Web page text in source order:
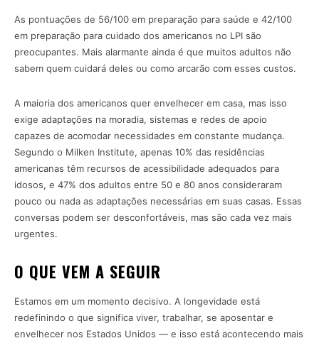
As pontuações de 56/100 em preparação para saúde e 42/100
em preparação para cuidado dos americanos no LPI são
preocupantes. Mais alarmante ainda é que muitos adultos não
sabem quem cuidará deles ou como arcarão com esses custos.
A maioria dos americanos quer envelhecer em casa, mas isso
exige adaptações na moradia, sistemas e redes de apoio
capazes de acomodar necessidades em constante mudança.
Segundo o Milken Institute, apenas 10% das residências
americanas têm recursos de acessibilidade adequados para
idosos, e 47% dos adultos entre 50 e 80 anos consideraram
pouco ou nada as adaptações necessárias em suas casas. Essas
conversas podem ser desconfortáveis, mas são cada vez mais
urgentes.
O QUE VEM A SEGUIR
Estamos em um momento decisivo. A longevidade está
redefinindo o que significa viver, trabalhar, se aposentar e
envelhecer nos Estados Unidos — e isso está acontecendo mais